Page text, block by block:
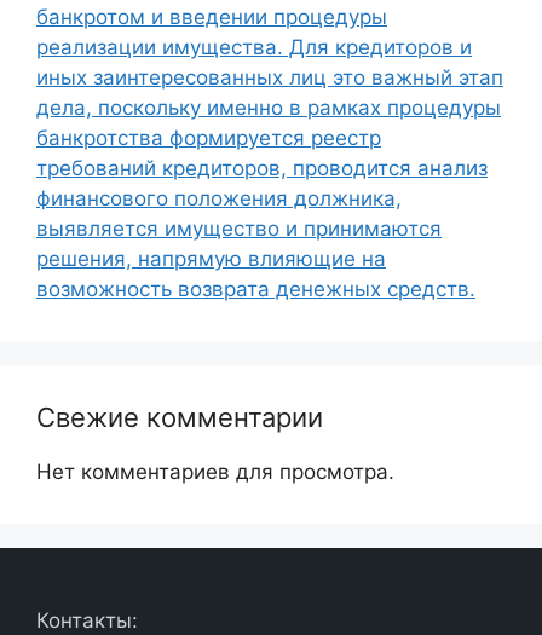
банкротом и введении процедуры
реализации имущества. Для кредиторов и
иных заинтересованных лиц это важный этап
дела, поскольку именно в рамках процедуры
банкротства формируется реестр
требований кредиторов, проводится анализ
финансового положения должника,
выявляется имущество и принимаются
решения, напрямую влияющие на
возможность возврата денежных средств.
Свежие комментарии
Нет комментариев для просмотра.
Контакты: